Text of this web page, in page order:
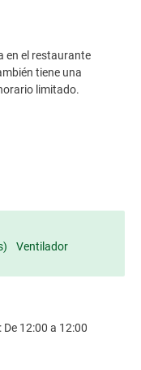
en el restaurante
tiene una
limitado.
Ventilador
De 12:00 a 12:00